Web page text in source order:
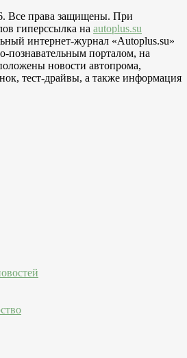
Все права защищены. При
гиперссылка на autoplus.su
интернет-журнал «Autoplus.su»
познавательным порталом, на
новости автопрома,
тест-драйвы, а также информация